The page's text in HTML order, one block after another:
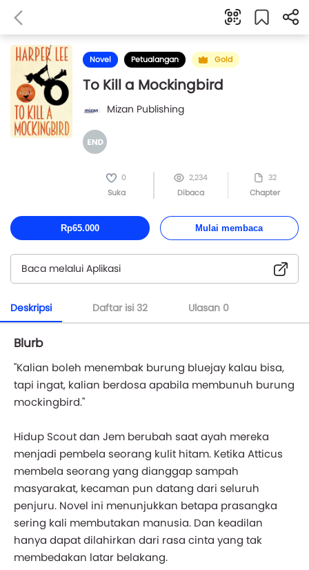
Novel Petualangan Gold
To Kill a Mockingbird
Mizan Publishing
0
Suka
2,234
Dibaca
32
Chapter
Rp65.000 Mulai membaca
Baca melalui Aplikasi
Deskripsi Daftar isi 32 Ulasan 0
Blurb
"Kalian boleh menembak burung bluejay kalau bisa,
tapi ingat, kalian berdosa apabila membunuh burung
mockingbird."
Hidup Scout dan Jem berubah saat ayah mereka
menjadi pembela seorang kulit hitam. Ketika Atticus
membela seorang yang dianggap sampah
masyarakat, kecaman pun datang dari seluruh
penjuru. Novel ini menunjukkan betapa prasangka
sering kali membutakan manusia. Dan keadilan
hanya dapat dilahirkan dari rasa cinta yang tak
membedakan latar belakang.